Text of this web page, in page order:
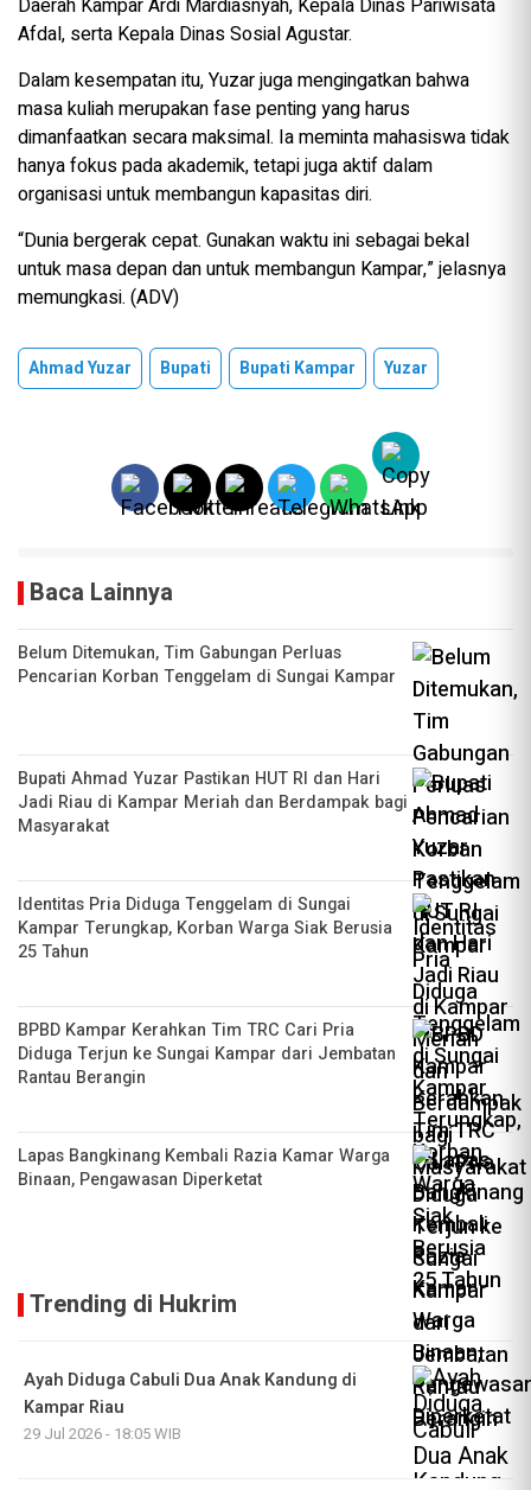
Daerah Kampar Ardi Mardiasnyah, Kepala Dinas Pariwisata
Afdal, serta Kepala Dinas Sosial Agustar.
Dalam kesempatan itu, Yuzar juga mengingatkan bahwa
masa kuliah merupakan fase penting yang harus
dimanfaatkan secara maksimal. Ia meminta mahasiswa tidak
hanya fokus pada akademik, tetapi juga aktif dalam
organisasi untuk membangun kapasitas diri.
“Dunia bergerak cepat. Gunakan waktu ini sebagai bekal
untuk masa depan dan untuk membangun Kampar,” jelasnya
memungkasi. (ADV)
Ahmad Yuzar Bupati Bupati Kampar Yuzar
Baca Lainnya
Belum Ditemukan, Tim Gabungan Perluas
Pencarian Korban Tenggelam di Sungai Kampar
Bupati Ahmad Yuzar Pastikan HUT RI dan Hari
Jadi Riau di Kampar Meriah dan Berdampak bagi
Masyarakat
Identitas Pria Diduga Tenggelam di Sungai
Kampar Terungkap, Korban Warga Siak Berusia
25 Tahun
BPBD Kampar Kerahkan Tim TRC Cari Pria
Diduga Terjun ke Sungai Kampar dari Jembatan
Rantau Berangin
Lapas Bangkinang Kembali Razia Kamar Warga
Binaan, Pengawasan Diperketat
Trending di Hukrim
Ayah Diduga Cabuli Dua Anak Kandung di
Kampar Riau
29 Jul 2026 - 18:05 WIB